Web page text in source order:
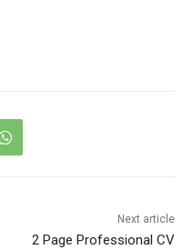
Next article
2 Page Professional CV